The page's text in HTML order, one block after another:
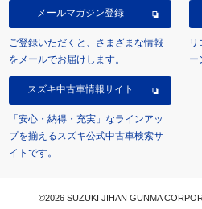
メールマガジン登録
ご登録いただくと、さまざまな情報
をメールでお届けします。
リ
ー
スズキ中古車情報サイト
「安心・納得・充実」なラインアッ
プを揃えるスズキ公式中古車検索サ
イトです。
©2026 SUZUKI JIHAN GUNMA